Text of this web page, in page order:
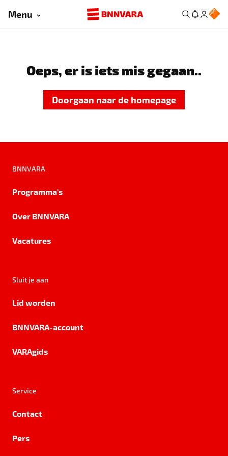
Menu
Oeps, er is iets mis gegaan..
Doorgaan naar de homepage
BNNVARA
Programma's
Over BNNVARA
Vacatures
Sluit je aan
Lid worden
BNNVARA-account
VARAgids
Service
Contact
Pers